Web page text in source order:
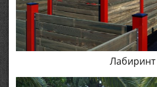
Лабиринт